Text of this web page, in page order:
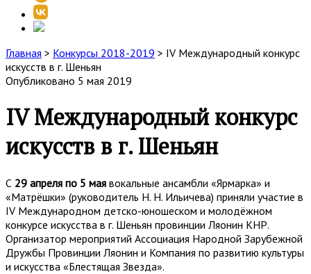
vk
social_icon_custom_1
Главная > Конкурсы 2018-2019 > IV Международный конкурс
искусств в г. Шеньян
Опубликовано 5 мая 2019
IV Международный конкурс
искусств в г. Шеньян
С 29 апреля по 5 мая вокальные ансамбли «Ярмарка» и
«Матрёшки» (руководитель Н. Н. Ильичева) приняли участие в
IV Международном детско-юношеском и молодёжном
конкурсе искусства в г. Шеньян провинции Ляонин КНР.
Организатор мероприятий Ассоциация Народной Зарубежной
Дружбы Провинции Ляонин и Компания по развитию культуры
и искусства «Блестящая Звезда».